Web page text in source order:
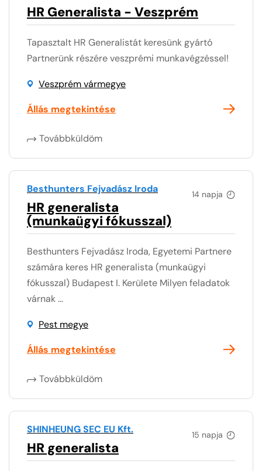
HR Generalista - Veszprém
Tapasztalt HR Generalistát keresünk gyártó
Partnerünk részére veszprémi munkavégzéssel!
Veszprém vármegye
Állás megtekintése
Továbbküldöm
14 napja
Besthunters Fejvadász Iroda
HR generalista
(munkaügyi fókusszal)
Besthunters Fejvadász Iroda, Egyetemi Partnere
számára keres HR generalista (munkaügyi
fókusszal) Budapest I. Kerülete Milyen feladatok
várnak ...
Pest megye
Állás megtekintése
Továbbküldöm
15 napja
SHINHEUNG SEC EU Kft.
HR generalista